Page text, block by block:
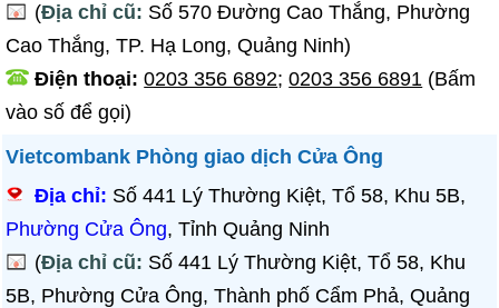
(Địa chỉ cũ: Số 570 Đường Cao Thắng, Phường
Cao Thắng, TP. Hạ Long, Quảng Ninh)
Điện thoại:0203 356 6892;0203 356 6891 (Bấm
vào số để gọi)
Vietcombank Phòng giao dịch Cửa Ông
Địa chỉ: Số 441 Lý Thường Kiệt, Tổ 58, Khu 5B,
Phường Cửa Ông, Tỉnh Quảng Ninh
(Địa chỉ cũ: Số 441 Lý Thường Kiệt, Tổ 58, Khu
5B, Phường Cửa Ông, Thành phố Cẩm Phả, Quảng